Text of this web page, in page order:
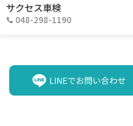
サクセス車検
048-298-1190